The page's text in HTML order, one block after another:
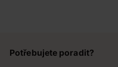
Potřebujete poradit?